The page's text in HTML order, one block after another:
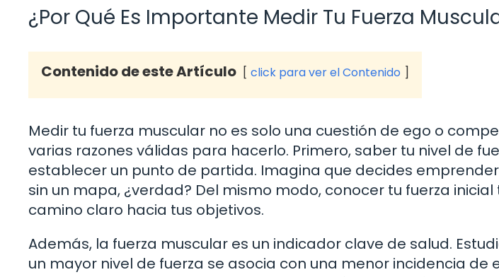
¿Por Qué Es Importante Medir Tu Fuerza
Contenido de este Artículo click para ver el Contenido
Medir tu fuerza muscular no es solo una cuestión de ego o
varias razones válidas para hacerlo. Primero, saber tu nivel de
establecer un punto de partida. Imagina que decides
sin un mapa, ¿verdad? Del mismo modo, conocer tu fuerza
camino claro hacia tus objetivos.
Además, la fuerza muscular es un indicador clave de salud.
un mayor nivel de fuerza se asocia con una menor incidencia